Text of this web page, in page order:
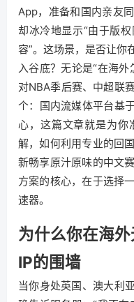
App，准备和国内亲友
却冰冷地显示“由于版
容”。这场景，是否让你
入谷底？无论是“在海
对NBA季后赛、中超联
个：国内流媒体平台基
心，这篇文章就是为你
解，如何利用专业的回
新畅享原汁原味的中文
方案的核心，在于选择
速器。
为什么你在海
IP的围墙
当你身处英国、澳大利